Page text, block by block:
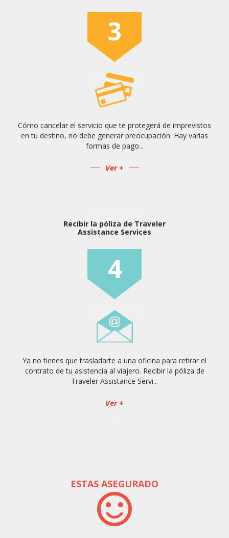
3
Cómo cancelar el servicio que te protegerá de imprevistos
en tu destino, no debe generar preocupación. Hay varias
formas de pago...
Ver +
Recibir la póliza de Traveler
Assistance Services
4
Ya no tienes que trasladarte a una oficina para retirar el
contrato de tu asistencia al viajero. Recibir la póliza de
Traveler Assistance Servi...
Ver +
ESTAS ASEGURADO